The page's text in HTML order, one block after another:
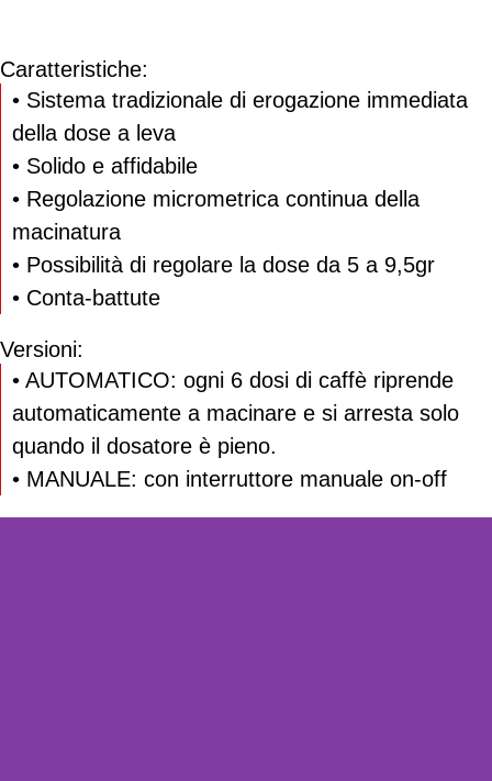
Caratteristiche:
• Sistema tradizionale di erogazione immediata
della dose a leva
• Solido e affidabile
• Regolazione micrometrica continua della
macinatura
• Possibilità di regolare la dose da 5 a 9,5gr
• Conta-battute
Versioni:
• AUTOMATICO: ogni 6 dosi di caffè riprende
automaticamente a macinare e si arresta solo
quando il dosatore è pieno.
• MANUALE: con interruttore manuale on-off